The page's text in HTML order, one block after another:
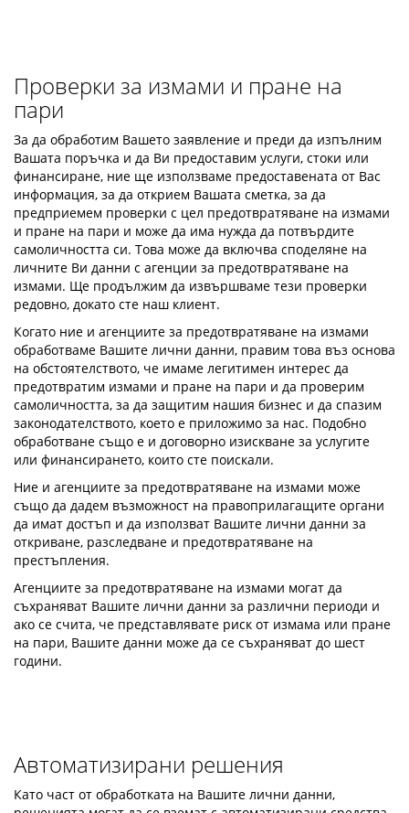
Проверки за измами и пране на
пари
За да обработим Вашето заявление и преди да изпълним
Вашата поръчка и да Ви предоставим услуги, стоки или
финансиране, ние ще използваме предоставената от Вас
информация, за да открием Вашата сметка, за да
предприемем проверки с цел предотвратяване на измами
и пране на пари и може да има нужда да потвърдите
самоличността си. Това може да включва споделяне на
личните Ви данни с агенции за предотвратяване на
измами. Ще продължим да извършваме тези проверки
редовно, докато сте наш клиент.
Когато ние и агенциите за предотвратяване на измами
обработваме Вашите лични данни, правим това въз основа
на обстоятелството, че имаме легитимен интерес да
предотвратим измами и пране на пари и да проверим
самоличността, за да защитим нашия бизнес и да спазим
законодателството, което е приложимо за нас. Подобно
обработване също е и договорно изискване за услугите
или финансирането, които сте поискали.
Ние и агенциите за предотвратяване на измами може
също да дадем възможност на правоприлагащите органи
да имат достъп и да използват Вашите лични данни за
откриване, разследване и предотвратяване на
престъпления.
Агенциите за предотвратяване на измами могат да
съхраняват Вашите лични данни за различни периоди и
ако се счита, че представлявате риск от измама или пране
на пари, Вашите данни може да се съхраняват до шест
години.
Автоматизирани решения
Като част от обработката на Вашите лични данни,